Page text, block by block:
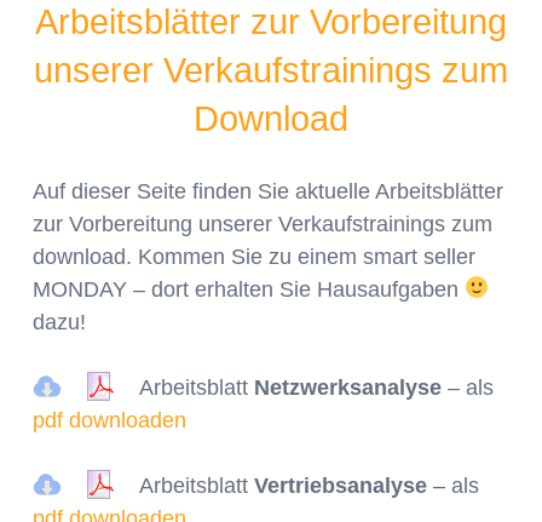
Arbeitsblätter zur Vorbereitung
unserer Verkaufstrainings zum
Download
Auf dieser Seite finden Sie aktuelle Arbeitsblätter
zur Vorbereitung unserer Verkaufstrainings zum
download. Kommen Sie zu einem smart seller
MONDAY – dort erhalten Sie Hausaufgaben
dazu!
Arbeitsblatt Netzwerksanalyse – als
pdf downloaden
Arbeitsblatt Vertriebsanalyse – als